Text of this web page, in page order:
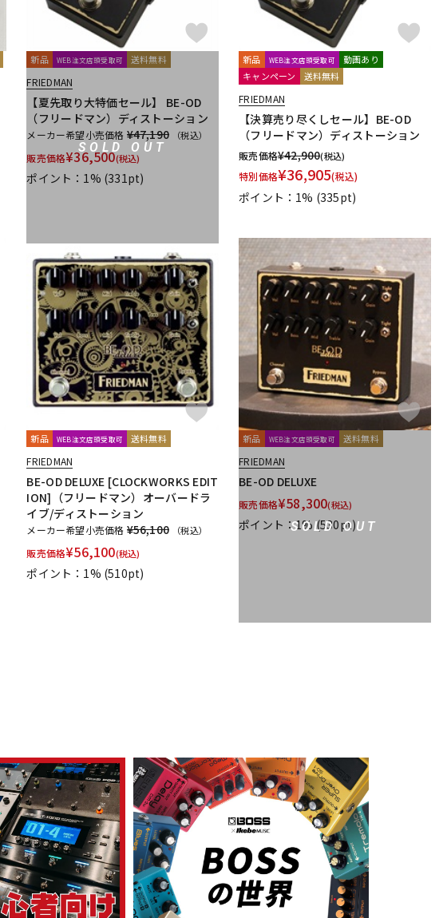
SOLD OUT
新品 WEB注文店頭受取可 送料無料
FRIEDMAN
【夏先取り大特価セール】 BE-OD
（フリードマン）ディストーション
メーカー希望小売価格 ¥47,190 （税込）
販売価格¥36,500(税込)
ポイント：1% (331pt)
新品 WEB注文店頭受取可
動画あり
キャンペーン
送料無料
FRIEDMAN
【決算売り尽くしセール】BE-OD
（フリードマン）ディストーション
販売価格¥42,900(税込)
特別価格¥36,905(税込)
ポイント：1% (335pt)
新品 WEB注文店頭受取可 送料無料
FRIEDMAN
BE-OD DELUXE [CLOCKWORKS EDIT
ION]（フリードマン）オーバードラ
イブ/ディストーション
メーカー希望小売価格 ¥56,100 （税込）
販売価格¥56,100(税込)
ポイント：1% (510pt)
SOLD OUT
新品 WEB注文店頭受取可 送料無料
FRIEDMAN
BE-OD DELUXE
販売価格¥58,300(税込)
ポイント：1%(530pt)